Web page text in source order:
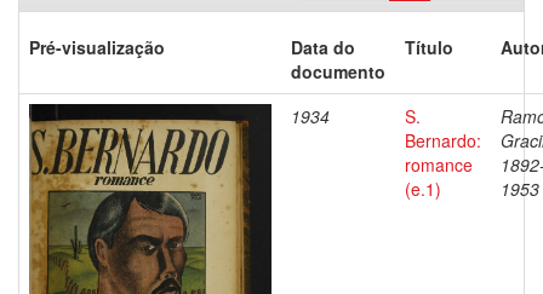
Pré-visualização
Data do
documento
Título
1934
S.
Bernardo:
romance
(e.1)
1953